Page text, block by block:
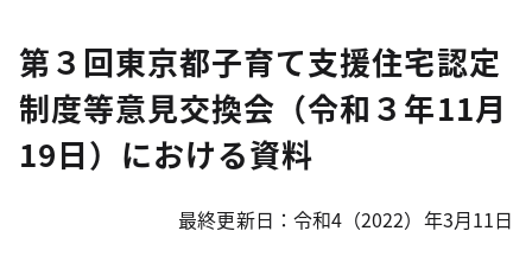
第３回東京都子育て支援住宅認定
制度等意見交換会（令和３年11月
19日）における資料
最終更新日：令和4（2022）年3月11日